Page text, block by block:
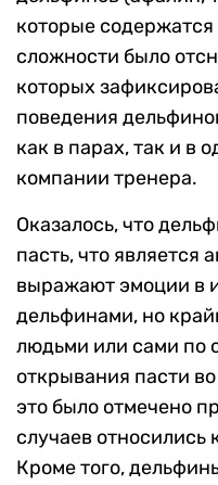
которые
сложности было
которых
поведения
как в парах, так и в
компании тренера.
Оказалось, что
пасть, что является
выражают эмоции в
дельфинами, но
людьми или сами по
открывания пасти
это было отмечено
случаев относились
Кроме того,